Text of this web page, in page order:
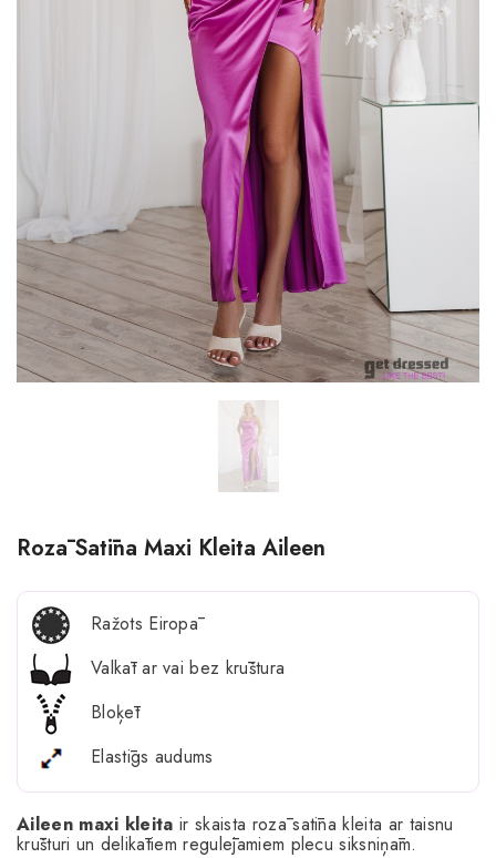
Rozā Satīna Maxi Kleita Aileen
Ražots Eiropā
Valkāt ar vai bez krūštura
Bloķēt
Elastīgs audums
Aileen maxi kleita ir skaista rozā satīna kleita ar taisnu
krūšturi un delikātiem regulējamiem plecu siksniņām.